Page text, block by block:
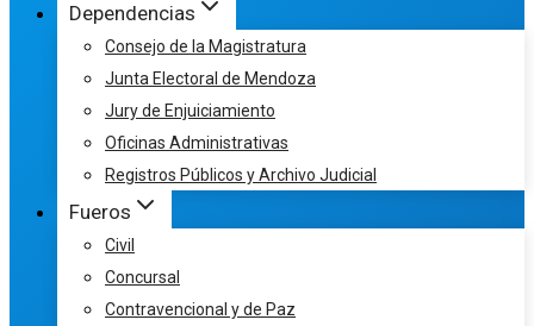
Dependencias
Consejo de la Magistratura
Junta Electoral de Mendoza
Jury de Enjuiciamiento
Oficinas Administrativas
Registros Públicos y Archivo Judicial
Fueros
Civil
Concursal
Contravencional y de Paz